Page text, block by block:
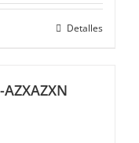
Detalles